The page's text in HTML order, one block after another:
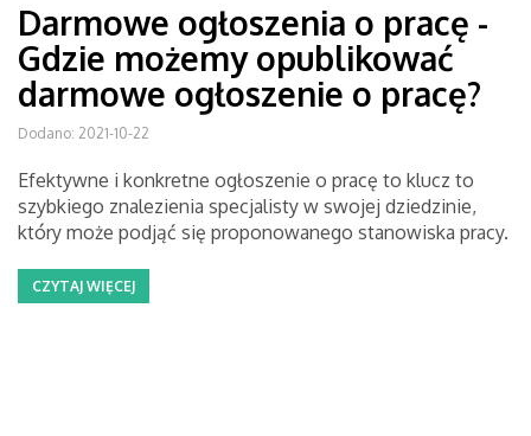
Darmowe ogłoszenia o pracę -
Gdzie możemy opublikować
darmowe ogłoszenie o pracę?
Dodano: 2021-10-22
Efektywne i konkretne ogłoszenie o pracę to klucz to
szybkiego znalezienia specjalisty w swojej dziedzinie,
który może podjąć się proponowanego stanowiska pracy.
CZYTAJ WIĘCEJ